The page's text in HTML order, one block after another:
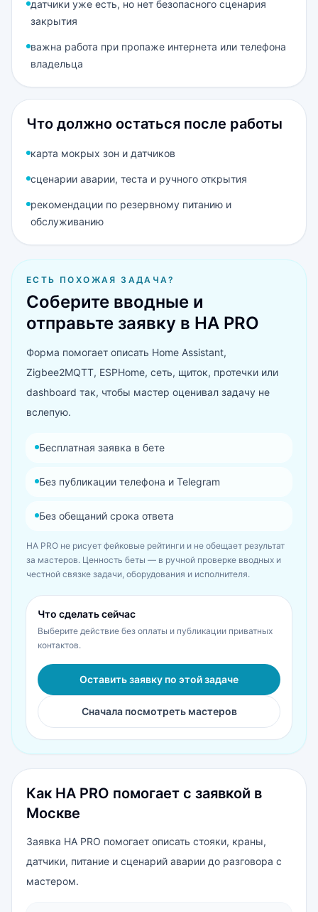
датчики уже есть, но нет безопасного сценария
закрытия
важна работа при пропаже интернета или телефона
владельца
Что должно остаться после работы
карта мокрых зон и датчиков
сценарии аварии, теста и ручного открытия
рекомендации по резервному питанию и
обслуживанию
ЕСТЬ ПОХОЖАЯ ЗАДАЧА?
Соберите вводные и
отправьте заявку в HA PRO
Форма помогает описать Home Assistant,
Zigbee2MQTT, ESPHome, сеть, щиток, протечки или
dashboard так, чтобы мастер оценивал задачу не
вслепую.
Бесплатная заявка в бете
Без публикации телефона и Telegram
Без обещаний срока ответа
HA PRO не рисует фейковые рейтинги и не обещает результат
за мастеров. Ценность беты — в ручной проверке вводных и
честной связке задачи, оборудования и исполнителя.
Что сделать сейчас
Выберите действие без оплаты и публикации приватных
контактов.
Оставить заявку по этой задаче
Сначала посмотреть мастеров
Как HA PRO помогает с заявкой в
Москве
Заявка HA PRO помогает описать стояки, краны,
датчики, питание и сценарий аварии до разговора с
мастером.